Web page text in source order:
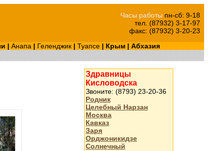
Часы работы пн-сб: 9-18
тел. (87932) 3-17-97
факс: (87932) 3-20-23
| Анапа | Геленджик | Туапсе| Крым| Абхазия
Здравницы
Кисловодска
Звоните: (8793) 23-20-36
Родник
Целебный Нарзан
Москва
Кавказ
Заря
Орджоникидзе
Солнечный